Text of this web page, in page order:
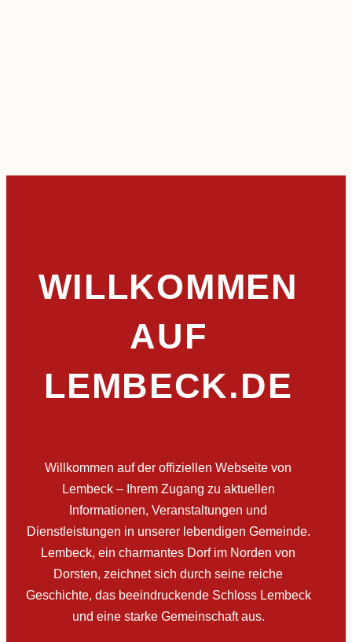
WILLKOMMEN
AUF
LEMBECK.DE
Willkommen auf der offiziellen Webseite von
Lembeck – Ihrem Zugang zu aktuellen
Informationen, Veranstaltungen und
Dienstleistungen in unserer lebendigen Gemeinde.
Lembeck, ein charmantes Dorf im Norden von
Dorsten, zeichnet sich durch seine reiche
Geschichte, das beeindruckende Schloss Lembeck
und eine starke Gemeinschaft aus.